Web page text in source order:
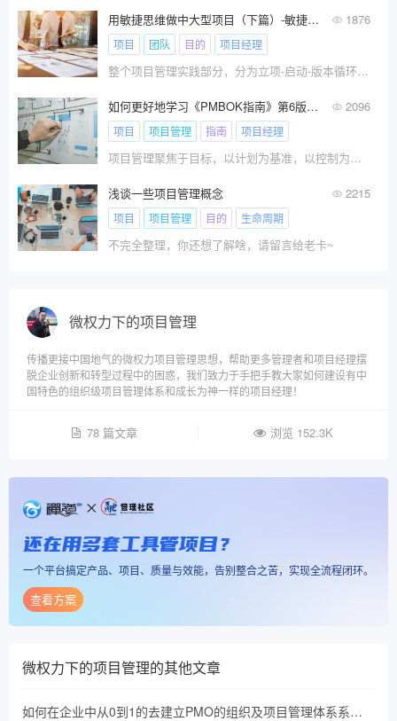
用敏捷思维做中大型项目（下篇）-敏捷项目管理实践（1） 1876
项目 团队 目的 项目经理
整个项目管理实践部分，分为立项-启动-版本循环-适应变更-迭代循环-收尾。因为内容量很大，所以本文主要介绍立项和启动两个部分。
如何更好地学习《PMBOK指南》第6版和第7版 2096
项目 项目管理 指南 项目经理
项目管理聚焦于目标，以计划为基准，以控制为手段，以沟通为保证，最大限度地利用内外资源，以期达成项目成果。项目管理不仅是一种先进的管理技术，更是一种系统管理的思维方式！
浅谈一些项目管理概念 2215
项目 项目管理 目的 生命周期
不完全整理，你还想了解啥，请留言给老卡~
微权力下的项目管理
传播更接中国地气的微权力项目管理思想，帮助更多管理者和项目经理摆
脱企业创新和转型过程中的困惑，我们致力于手把手教大家如何建设有中
国特色的组织级项目管理体系和成长为神一样的项目经理！
78 篇文章 浏览 152.3K
还在用多套工具管项目？
一个平台搞定产品、项目、质量与效能，告别整合之苦，实现全流程闭环。
查看方案
微权力下的项目管理的其他文章
如何在企业中从0到1的去建立PMO的组织及项目管理体系系列文章——定位愿景